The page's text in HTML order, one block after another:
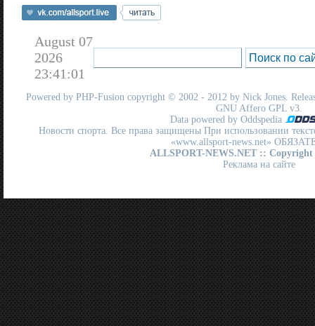
August 07
2026
23:41:01
Powered by PHP-Fusion copyright © 2002 - 2012 by Nick Jones.
GNU Affero GPL v3.
Data powered by Oddspedia
Новости спорта. Все права защищены При использовании
«www.allsport-news.net»
ALLSPORT-NEWS.NET :: Copyright
Реклама на сайте